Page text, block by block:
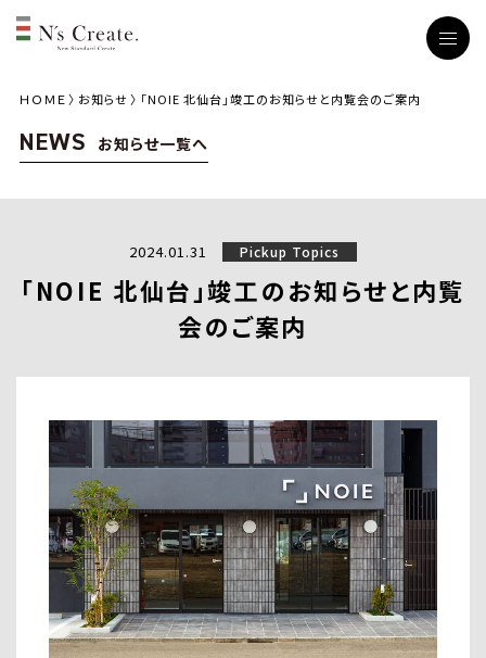
ＨＯＭＥ お知らせ 「NOIE 北仙台」竣工のお知らせと内覧会のご案内
NEWS お知らせ一覧へ
2024.01.31 Pickup Topics
「NOIE 北仙台」竣工のお知らせと内覧
会のご案内